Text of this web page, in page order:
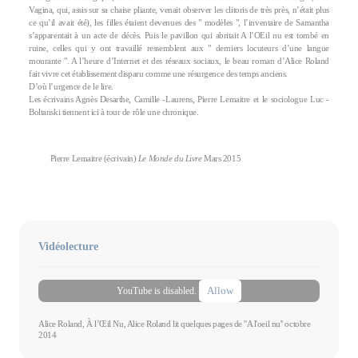
Vagina, qui, assis sur sa chaise pliante, venait observer les clitoris de très près, n’était plus
ce qu’il avait été), les filles étaient devenues des " modèles ", l’inventaire de Samantha
s’apparentait à un acte de décès. Puis le pavillon qui abritait A l’OEil nu est tombé en
ruine, celles qui y ont travaillé ressemblent aux " derniers locuteurs d’une langue
mourante ". A l’heure d’Internet et des réseaux sociaux, le beau roman d’Alice Roland
fait vivre cet établissement disparu comme une résurgence des temps anciens.
D’où l’urgence de le lire.
Les écrivains Agnès Desarthe, Camille -Laurens, Pierre Lemaitre et le sociologue Luc -
Boltanski tiennent ici à tour de rôle une chronique.
Pierre Lemaitre (écrivain) Le Monde du LivreMars 2015
Vidéolecture
YouTube is disabled. Allow
Alice Roland, À l’Œil Nu, Alice Roland lit quelques pages de ''A l'oeil nu'' octobre
2014